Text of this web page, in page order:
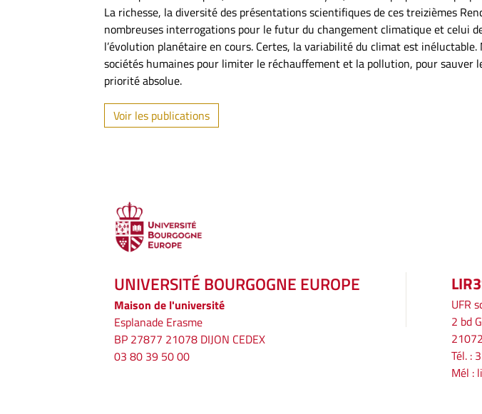
La richesse, la diversité des présentations scientifiques de ces treizièmes
nombreuses interrogations pour le futur du changement climatique et celui
l’évolution planétaire en cours. Certes, la variabilité du climat est
sociétés humaines pour limiter le réchauffement et la pollution, pour sauver
priorité absolue.
Voir les publications
UNIVERSITÉ BOURGOGNE EUROPE
Maison de l'université
Esplanade Erasme
BP 27877 21078 DIJON CEDEX
03 80 39 50 00
UFR
2 bd
Tél. :
Mél :